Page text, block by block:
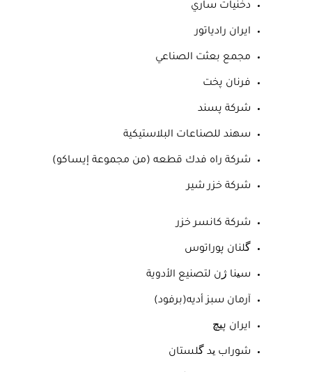
دخنيات ساري
ايران رادياتور
مجمع بعثت الصناعي
فرنان پخت
شركة پسند
سهند للصناعات البلاستيكية
شركة راه فدك قطعه (من مجموعة إيساكو)
شركة خزر شير
شركة كانسر خزر
گلنان پوراتوس
سینا ژن لتصنيع الأدوية
آرمان سبز أديه(برفود)
ايران پیچ
شوراب ید گلستان